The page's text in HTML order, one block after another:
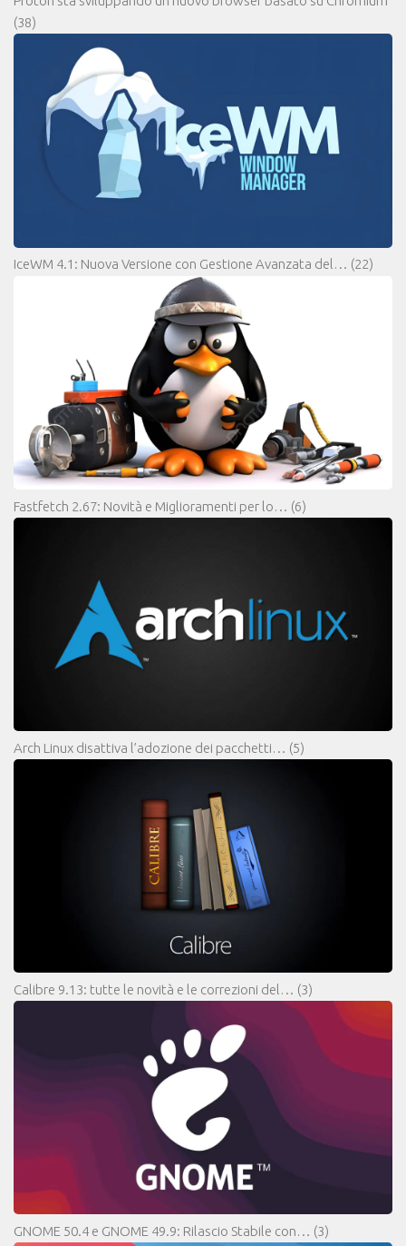
(38)
IceWM 4.1: Nuova Versione con Gestione Avanzata del… (22)
Fastfetch 2.67: Novità e Miglioramenti per lo… (6)
Arch Linux disattiva l’adozione dei pacchetti… (5)
Calibre 9.13: tutte le novità e le correzioni del… (3)
GNOME 50.4 e GNOME 49.9: Rilascio Stabile con… (3)